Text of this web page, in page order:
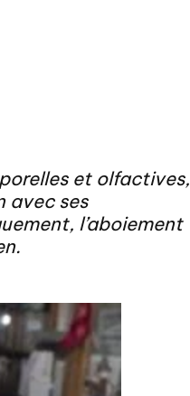
et olfactives,
avec ses
l’aboiement